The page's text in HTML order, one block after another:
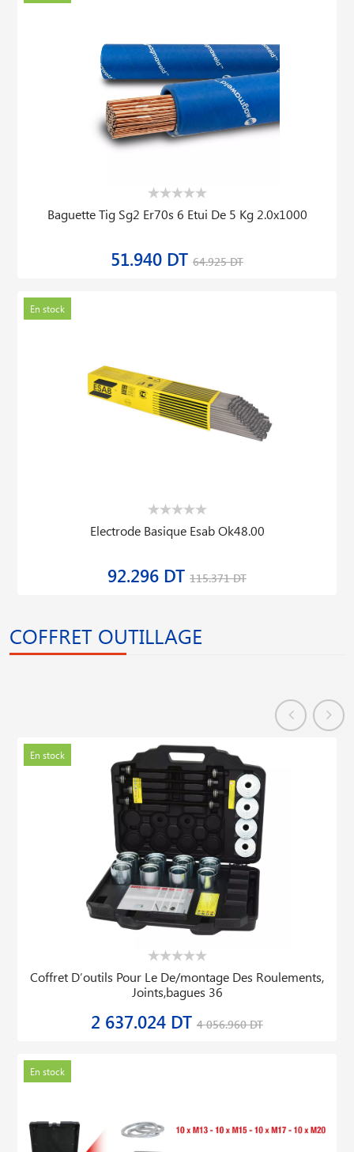
Baguette Tig Sg2 Er70s 6 Etui De 5 Kg 2.0x1000
51.940 DT 64.925 DT
En stock
Electrode Basique Esab Ok48.00
92.296 DT 115.371 DT
COFFRET OUTILLAGE
En stock
Coffret D′outils Pour Le De/montage Des Roulements,
Joints,bagues 36
2 637.024 DT 4 056.960 DT
En stock